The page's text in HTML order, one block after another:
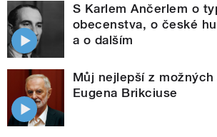
S Karlem Ančerlem o
obecenstva, o české
a o dalším
Můj nejlepší z
Eugena Brikciuse